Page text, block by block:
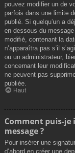
pouvez modifier un de
parfois dans une limite
publié. Si quelqu’un a
en dessous du
modifié, contenant la
n’apparaîtra pas s’il
ou un administrateur,
concernant leur
ne peuvent pas
publiée.
Haut
Comment puis-je
message ?
Pour insérer une
d’abord en créer une